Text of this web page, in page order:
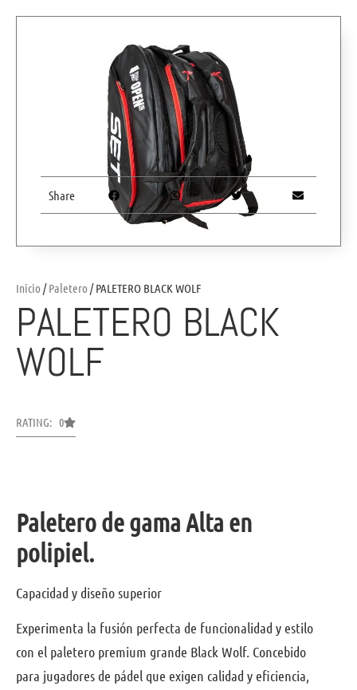
Inicio /Paletero / PALETERO BLACK WOLF
PALETERO BLACK
WOLF
RATING: 0
Paletero de gama Alta en
polipiel.
Capacidad y diseño superior
Experimenta la fusión perfecta de funcionalidad y estilo
con el paletero premium grande Black Wolf. Concebido
para jugadores de pádel que exigen calidad y eficiencia,
Share